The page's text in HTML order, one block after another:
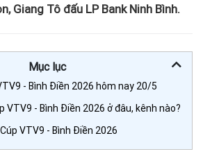
Giang Tô đấu LP Bank Ninh Bình.
Mục lục
- Bình Điền 2026 hôm nay 20/5
VTV9 - Bình Điền 2026 ở đâu, kênh nào?
VTV9 - Bình Điền 2026